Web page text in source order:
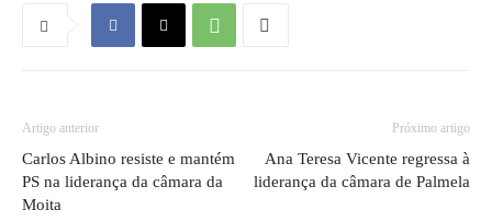
Artigo anterior
Carlos Albino resiste e mantém
PS na liderança da câmara da
Moita
Próximo artigo
Ana Teresa Vicente regressa à
liderança da câmara de Palmela